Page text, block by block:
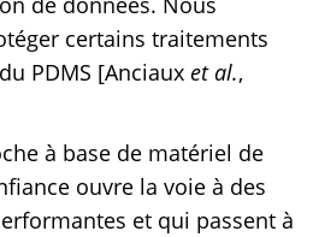
certains traitements
PDMS [Anciaux et al.,
à base de matériel de
ouvre la voie à des
et qui passent à